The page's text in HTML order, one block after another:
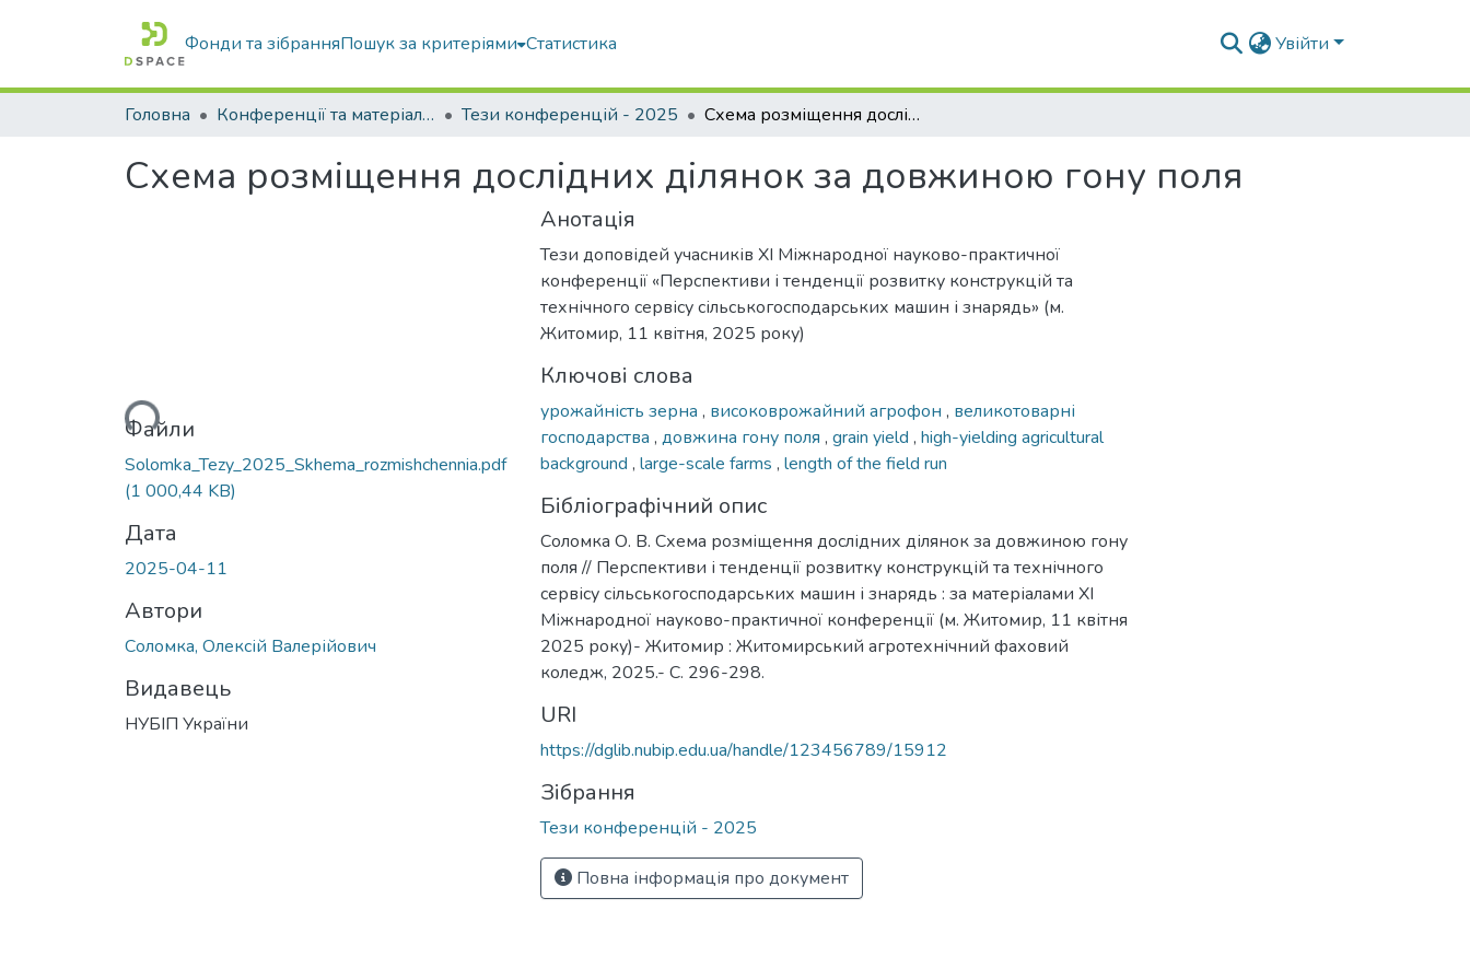
Фонди та зібранняПошук за критеріями Статистика Увійти
Головна Конференції та матеріали конференцій Тези конференцій - 2025 Схема розміщення дослідних ділянок за довжиною гону поля
Схема розміщення дослідних ділянок за довжиною гону поля
Вантажиться...Файли
Solomka_Tezy_2025_Skhema_rozmishchennia.pdf
(1 000,44 KB)
Дата
2025-04-11
Автори
Соломка, Олексій Валерійович
Видавець
НУБІП України
Анотація
Тези доповідей учасників XI Міжнародної науково-практичної
конференції «Перспективи і тенденції розвитку конструкцій та
технічного сервісу сільськогосподарських машин і знарядь» (м.
Житомир, 11 квітня, 2025 року)
Ключові слова
урожайність зерна , високоврожайний агрофон , великотоварні
господарства , довжина гону поля , grain yield , high-yielding agricultural
background , large-scale farms , length of the field run
Бібліографічний опис
Соломка О. В. Схема розміщення дослідних ділянок за довжиною гону
поля // Перспективи і тенденції розвитку конструкцій та технічного
сервісу сільськогосподарських машин і знарядь : за матеріалами XI
Міжнародної науково-практичної конференції (м. Житомир, 11 квітня
2025 року)- Житомир : Житомирський агротехнічний фаховий
коледж, 2025.- С. 296-298.
URI
https://dglib.nubip.edu.ua/handle/123456789/15912
Зібрання
Тези конференцій - 2025
Повна інформація про документ